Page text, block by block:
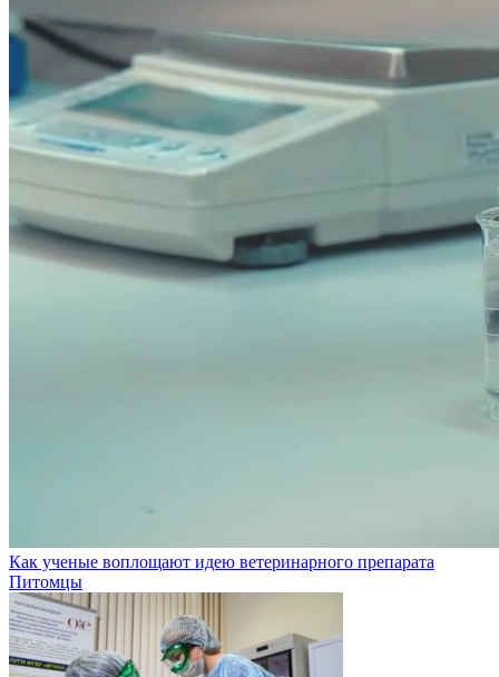
Как ученые воплощают идею ветеринарного препарата
Питомцы